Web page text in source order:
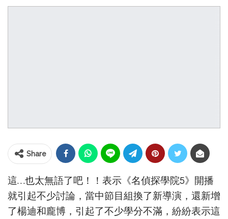
Share
這…也太無語了吧！！表示《名偵探學院5》開播
就引起不少討論，當中節目組換了新導演，還新增
了楊迪和龐博，引起了不少學分不滿，紛紛表示這